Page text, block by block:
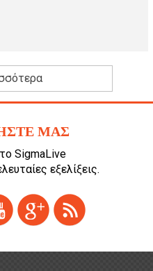
ΜΑΣ
SigmaLive
εξελίξεις.